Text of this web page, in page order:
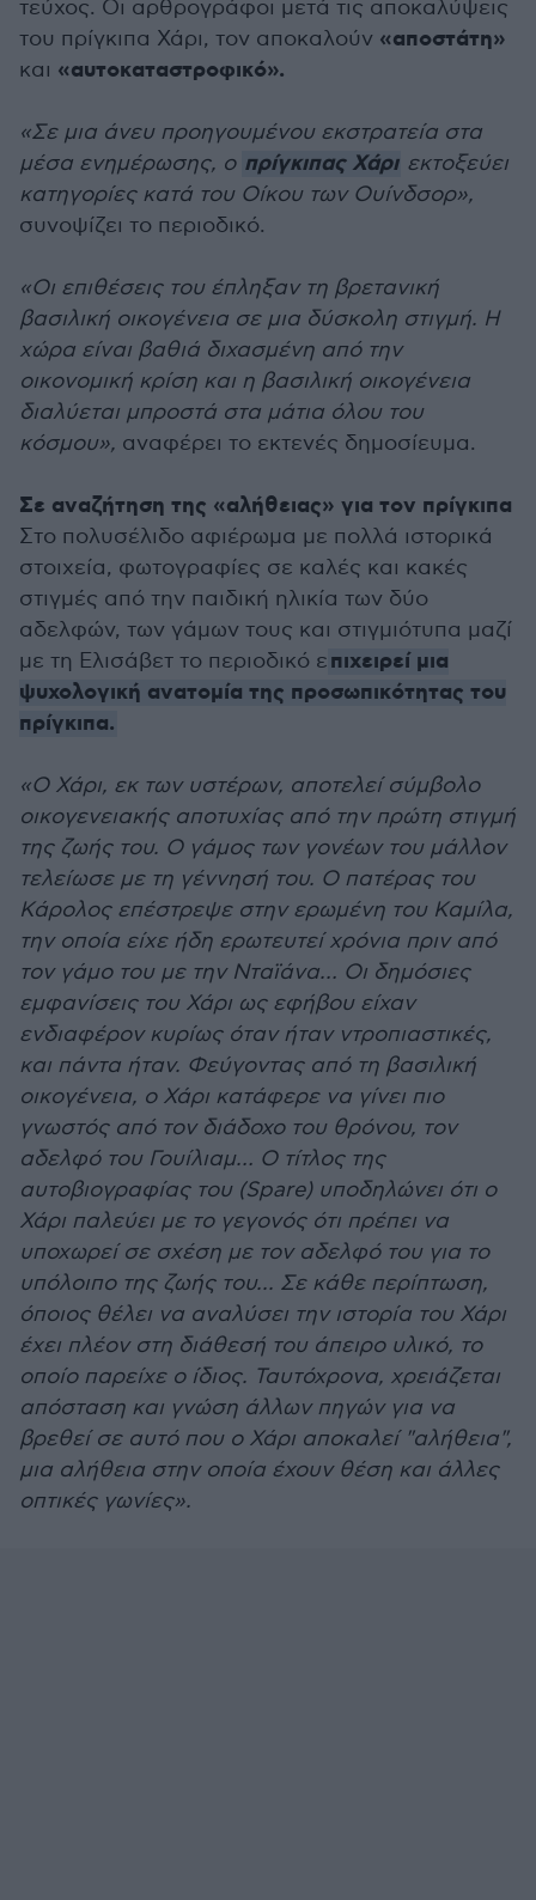
τεύχος. Οι αρθρογράφοι μετά τις αποκαλύψεις
του πρίγκιπα Χάρι, τον αποκαλούν «αποστάτη»
και «αυτοκαταστροφικό».
«Σε μια άνευ προηγουμένου εκστρατεία στα
μέσα ενημέρωσης, ο πρίγκιπας Χάρι εκτοξεύει
κατηγορίες κατά του Οίκου των Ουίνδσορ»,
συνοψίζει το περιοδικό.
«Οι επιθέσεις του έπληξαν τη βρετανική
βασιλική οικογένεια σε μια δύσκολη στιγμή. Η
χώρα είναι βαθιά διχασμένη από την
οικονομική κρίση και η βασιλική οικογένεια
διαλύεται μπροστά στα μάτια όλου του
κόσμου», αναφέρει το εκτενές δημοσίευμα.
Σε αναζήτηση της «αλήθειας» για τον πρίγκιπα
Στο πολυσέλιδο αφιέρωμα με πολλά ιστορικά
στοιχεία, φωτογραφίες σε καλές και κακές
στιγμές από την παιδική ηλικία των δύο
αδελφών, των γάμων τους και στιγμιότυπα μαζί
με τη Ελισάβετ το περιοδικό επιχειρεί μια
ψυχολογική ανατομία της προσωπικότητας του
πρίγκιπα.
«Ο Χάρι, εκ των υστέρων, αποτελεί σύμβολο
οικογενειακής αποτυχίας από την πρώτη στιγμή
της ζωής του. Ο γάμος των γονέων του μάλλον
τελείωσε με τη γέννησή του. Ο πατέρας του
Κάρολος επέστρεψε στην ερωμένη του Καμίλα,
την οποία είχε ήδη ερωτευτεί χρόνια πριν από
τον γάμο του με την Νταϊάνα… Οι δημόσιες
εμφανίσεις του Χάρι ως εφήβου είχαν
ενδιαφέρον κυρίως όταν ήταν ντροπιαστικές,
και πάντα ήταν. Φεύγοντας από τη βασιλική
οικογένεια, ο Χάρι κατάφερε να γίνει πιο
γνωστός από τον διάδοχο του θρόνου, τον
αδελφό του Γουίλιαμ… Ο τίτλος της
αυτοβιογραφίας του (Spare) υποδηλώνει ότι ο
Χάρι παλεύει με το γεγονός ότι πρέπει να
υποχωρεί σε σχέση με τον αδελφό του για το
υπόλοιπο της ζωής του... Σε κάθε περίπτωση,
όποιος θέλει να αναλύσει την ιστορία του Χάρι
έχει πλέον στη διάθεσή του άπειρο υλικό, το
οποίο παρείχε ο ίδιος. Ταυτόχρονα, χρειάζεται
απόσταση και γνώση άλλων πηγών για να
βρεθεί σε αυτό που ο Χάρι αποκαλεί "αλήθεια",
μια αλήθεια στην οποία έχουν θέση και άλλες
οπτικές γωνίες».